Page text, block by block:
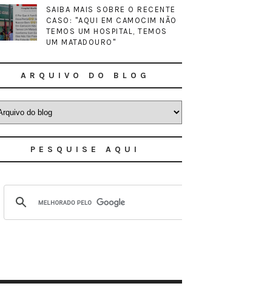
SAIBA MAIS SOBRE O RECENTE
CASO: "AQUI EM CAMOCIM NÃO
TEMOS UM HOSPITAL, TEMOS
UM MATADOURO"
ARQUIVO DO BLOG
PESQUISE AQUI